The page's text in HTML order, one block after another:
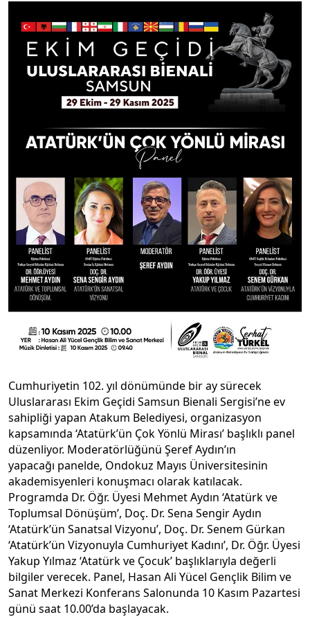
Cumhuriyetin 102. yıl dönümünde bir ay sürecek
Uluslararası Ekim Geçidi Samsun Bienali Sergisi’ne ev
sahipliği yapan Atakum Belediyesi, organizasyon
kapsamında ‘Atatürk’ün Çok Yönlü Mirası’ başlıklı panel
düzenliyor. Moderatörlüğünü Şeref Aydın’ın
yapacağı panelde, Ondokuz Mayıs Üniversitesinin
akademisyenleri konuşmacı olarak katılacak.
Programda Dr. Öğr. Üyesi Mehmet Aydın ‘Atatürk ve
Toplumsal Dönüşüm’, Doç. Dr. Sena Sengir Aydın
‘Atatürk’ün Sanatsal Vizyonu’, Doç. Dr. Senem Gürkan
‘Atatürk’ün Vizyonuyla Cumhuriyet Kadını’, Dr. Öğr. Üyesi
Yakup Yılmaz ‘Atatürk ve Çocuk’ başlıklarıyla değerli
bilgiler verecek. Panel, Hasan Ali Yücel Gençlik Bilim ve
Sanat Merkezi Konferans Salonunda 10 Kasım Pazartesi
günü saat 10.00’da başlayacak.